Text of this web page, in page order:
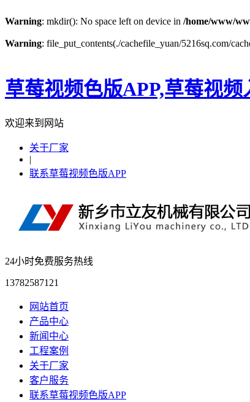
Warning: mkdir(): No space left on device in /home/www/
Warning: file_put_contents(./cachefile_yuan/5216sq.com/
草莓视频色版APP,草莓视
欢迎来到网站
关于厂家
|
联系草莓视频色版APP
24小时免费服务热线
13782587121
网站首页
产品中心
新闻中心
工程案例
关于厂家
客户服务
联系草莓视频色版APP